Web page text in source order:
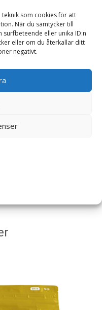
som cookies för att
När du samtycker till
surfbeteende eller unika ID:n
eller om du återkallar ditt
negativt.